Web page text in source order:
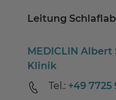
Leitung
MEDICLIN
Klinik
Tel.: +49 7725